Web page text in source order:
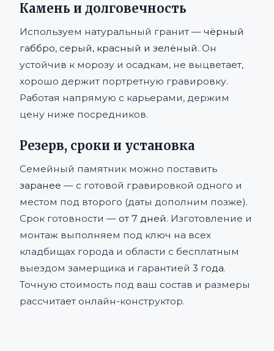
Камень и долговечность
Используем натуральный гранит — чёрный
габбро, серый, красный и зелёный. Он
устойчив к морозу и осадкам, не выцветает,
хорошо держит портретную гравировку.
Работая напрямую с карьерами, держим
цену ниже посредников.
Резерв, сроки и установка
Семейный памятник можно поставить
заранее — с готовой гравировкой одного и
местом под второго (даты дополним позже).
Срок готовности — от 7 дней. Изготовление и
монтаж выполняем под ключ на всех
кладбищах города и области с бесплатным
выездом замерщика и гарантией 3 года.
Точную стоимость под ваш состав и размеры
рассчитает онлайн-конструктор.